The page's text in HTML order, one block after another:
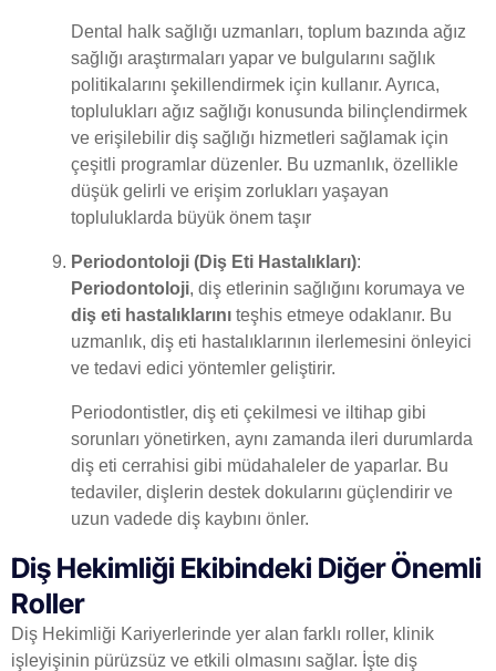
Dental halk sağlığı uzmanları, toplum bazında ağız
sağlığı araştırmaları yapar ve bulgularını sağlık
politikalarını şekillendirmek için kullanır. Ayrıca,
toplulukları ağız sağlığı konusunda bilinçlendirmek
ve erişilebilir diş sağlığı hizmetleri sağlamak için
çeşitli programlar düzenler. Bu uzmanlık, özellikle
düşük gelirli ve erişim zorlukları yaşayan
topluluklarda büyük önem taşır
Periodontoloji (Diş Eti Hastalıkları):
Periodontoloji, diş etlerinin sağlığını korumaya ve
diş eti hastalıklarını teşhis etmeye odaklanır. Bu
uzmanlık, diş eti hastalıklarının ilerlemesini önleyici
ve tedavi edici yöntemler geliştirir.
Periodontistler, diş eti çekilmesi ve iltihap gibi
sorunları yönetirken, aynı zamanda ileri durumlarda
diş eti cerrahisi gibi müdahaleler de yaparlar. Bu
tedaviler, dişlerin destek dokularını güçlendirir ve
uzun vadede diş kaybını önler.
Diş Hekimliği Ekibindeki Diğer Önemli
Roller
Diş Hekimliği Kariyerlerinde yer alan farklı roller, klinik
işleyişinin pürüzsüz ve etkili olmasını sağlar. İşte diş